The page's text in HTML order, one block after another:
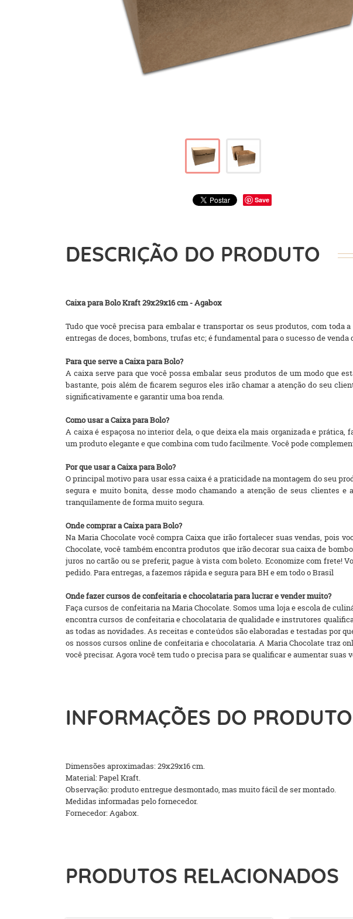
Save
DESCRIÇÃO DO PRODUTO
Caixa para Bolo Kraft 29x29x16 cm - Agabox
Tudo que você precisa para embalar e transportar os seus produtos, com
entregas de doces, bombons, trufas etc; é fundamental para o sucesso de
Para que serve a Caixa para Bolo?
A caixa serve para que você possa embalar seus produtos de um modo que
bastante, pois além de ficarem seguros eles irão chamar a atenção do seu
significativamente e garantir uma boa renda.
Como usar a Caixa para Bolo?
A caixa é espaçosa no interior dela, o que deixa ela mais organizada e
um produto elegante e que combina com tudo facilmente. Você pode
Por que usar a Caixa para Bolo?
O principal motivo para usar essa caixa é a praticidade na montagem do seu
segura e muito bonita, desse modo chamando a atenção de seus clientes
tranquilamente de forma muito segura.
Onde comprar a Caixa para Bolo?
Na Maria Chocolate você compra Caixa que irão fortalecer suas vendas, pois
Chocolate, você também encontra produtos que irão decorar sua caixa de
juros no cartão ou se preferir, pague à vista com boleto. Economize com frete!
pedido. Para entregas, a fazemos rápida e segura para BH e em todo o Brasil
Onde fazer cursos de confeitaria e chocolataria para lucrar e vender muito?
Faça cursos de confeitaria na Maria Chocolate. Somos uma loja e escola de
encontra cursos de confeitaria e chocolataria de qualidade e instrutores
as todas as novidades. As receitas e conteúdos são elaboradas e testadas por
os nossos cursos online de confeitaria e chocolataria. A Maria Chocolate traz
você precisar. Agora você tem tudo o precisa para se qualificar e aumentar
INFORMAÇÕES DO PRODUTO
Dimensões aproximadas: 29x29x16 cm.
Material: Papel Kraft.
Observação: produto entregue desmontado, mas muito fácil de ser montado.
Medidas informadas pelo fornecedor.
Fornecedor: Agabox.
PRODUTOS RELACIONADOS